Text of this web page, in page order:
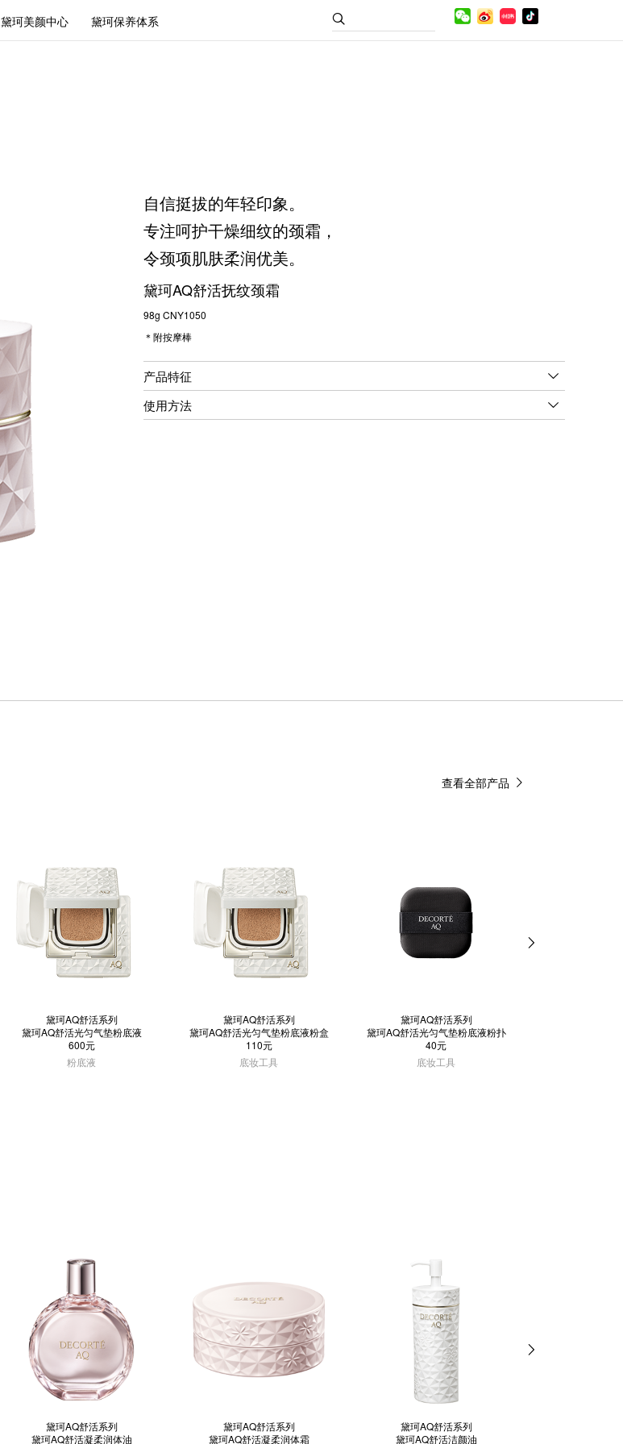
黛珂美颜中心 黛珂保养体系
自信挺拔的年轻印象。
专注呵护干燥细纹的颈霜，
令颈项肌肤柔润优美。
黛珂AQ舒活抚纹颈霜
98g CNY1050
＊附按摩棒
产品特征
使用方法
黛珂AQ舒活系列
黛珂AQ舒活光匀气垫粉底液
600元
粉底液
黛珂AQ舒活系列
黛珂AQ舒活光匀气垫粉底液粉盒
110元
底妆工具
黛珂AQ舒活系列
黛珂AQ舒活光匀气垫粉底液粉扑
40元
底妆工具
查看全部产品
黛珂AQ舒活系列
黛珂AQ舒活凝柔润体油
黛珂AQ舒活系列
黛珂AQ舒活凝柔润体霜
黛珂AQ舒活系列
黛珂AQ舒活洁颜油